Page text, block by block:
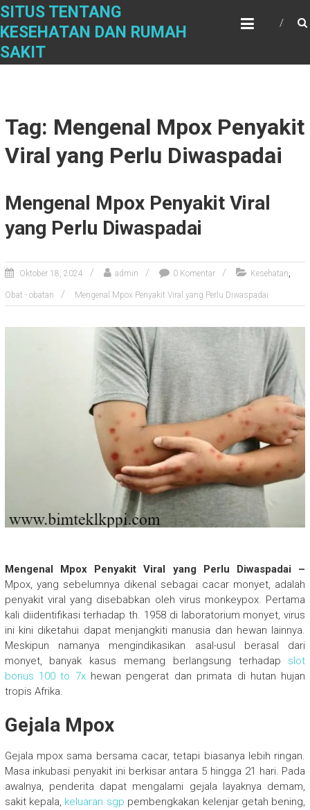
Skip
content
SITUS TENTANG
KESEHATAN DAN RUMAH
SAKIT
Tag: Mengenal Mpox Penyakit
Viral yang Perlu Diwaspadai
Mengenal Mpox Penyakit Viral
yang Perlu Diwaspadai
Oktober 18, 2024 admin 0 Komentar Kesehatan,
Obat - obatan Mengenal Mpox Penyakit Viral yang Perlu Diwaspadai
Mengenal Mpox Penyakit Viral yang Perlu Diwaspadai –
Mpox, yang sebelumnya dikenal sebagai cacar monyet, adalah
penyakit viral yang disebabkan oleh virus monkeypox. Pertama
kali diidentifikasi terhadap th. 1958 di laboratorium monyet, virus
ini kini diketahui dapat menjangkiti manusia dan hewan lainnya.
Meskipun namanya mengindikasikan asal-usul berasal dari
monyet, banyak kasus memang berlangsung terhadap slot
bonus 100 to 7xhewan pengerat dan primata di hutan hujan
tropis Afrika.
Gejala Mpox
Gejala mpox sama bersama cacar, tetapi biasanya lebih ringan.
Masa inkubasi penyakit ini berkisar antara 5 hingga 21 hari. Pada
awalnya, penderita dapat mengalami gejala layaknya demam,
sakit kepala, keluaran sgp pembengkakan kelenjar getah bening,